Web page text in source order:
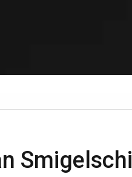
Smigelschi